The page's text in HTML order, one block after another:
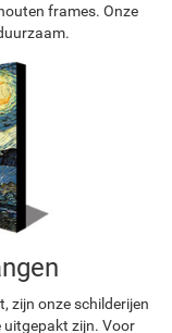
frames. Onze
zijn onze schilderijen
uitgepakt zijn. Voor